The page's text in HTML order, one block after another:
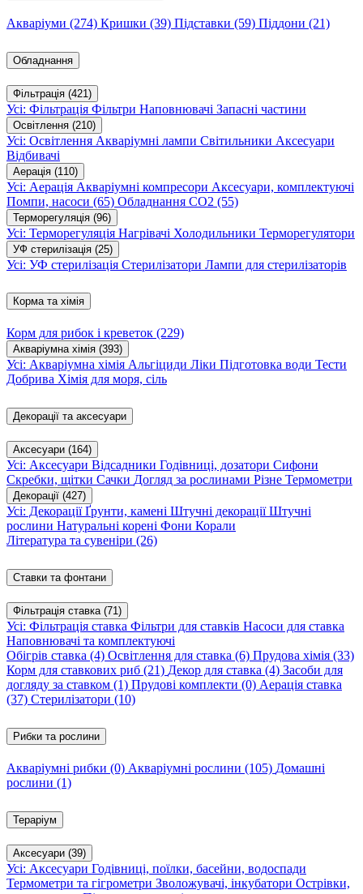
Акваріуми (274) Кришки (39) Підставки (59) Піддони (21)
Обладнання
Фільтрація (421)
Усі: Фільтрація Фільтри Наповнювачі Запасні частини
Освітлення (210)
Усі: Освітлення Акваріумні лампи Світильники Аксесуари
Відбивачі
Аерація (110)
Усі: Аерація Акваріумні компресори Аксесуари, комплектуючі
Помпи, насоси (65) Обладнання CO2 (55)
Терморегуляція (96)
Усі: Терморегуляція Нагрівачі Холодильники Терморегулятори
УФ стерилізація (25)
Усі: УФ стерилізація Стерилізатори Лампи для стерилізаторів
Корма та хімія
Корм для рибок і креветок (229)
Акваріумна хімія (393)
Усі: Акваріумна хімія Альгіциди Ліки Підготовка води Тести
Добрива Хімія для моря, сіль
Декорації та аксесуари
Аксесуари (164)
Усі: Аксесуари Відсадники Годівниці, дозатори Сифони
Скребки, щітки Сачки Догляд за рослинами Різне Термометри
Декорації (427)
Усі: ДекораціїҐрунти, камені Штучні декораціїШтучні
рослини Натуральні корені Фони Корали
Література та сувеніри (26)
Ставки та фонтани
Фільтрація ставка (71)
Усі: Фільтрація ставка Фільтри для ставків Насоси для ставка
Наповнювачі та комплектуючі
Обігрів ставка (4) Освітлення для ставка (6) Прудова хімія (33)
Корм для ставкових риб (21) Декор для ставка (4) Засоби для
догляду за ставком (1) Прудові комплекти (0) Аерація ставка
(37) Стерилізатори (10)
Рибки та рослини
Акваріумні рибки (0) Акваріумні рослини (105) Домашні
рослини (1)
Тераріум
Аксесуари (39)
Усі: Аксесуари Годівниці, поїлки, басейни, водоспади
Термометри та гігрометри Зволожувачі, інкубатори Острівки,